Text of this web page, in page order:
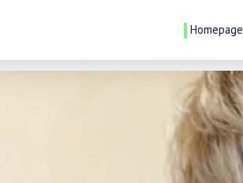
Homepage